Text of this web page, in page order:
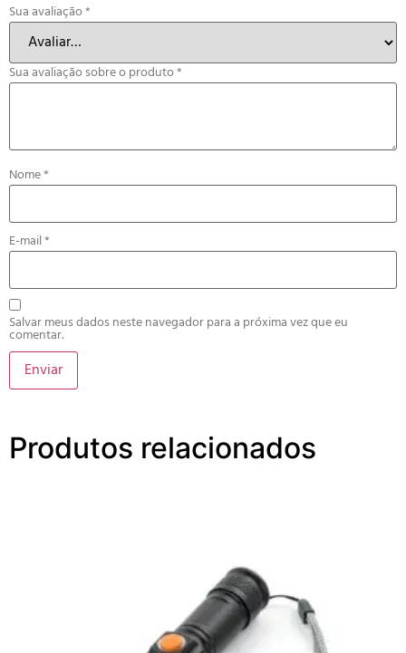
Sua avaliação*
Sua avaliação sobre o produto*
Nome*
E-mail*
Salvar meus dados neste navegador para a próxima vez que eu
comentar.
Produtos relacionados